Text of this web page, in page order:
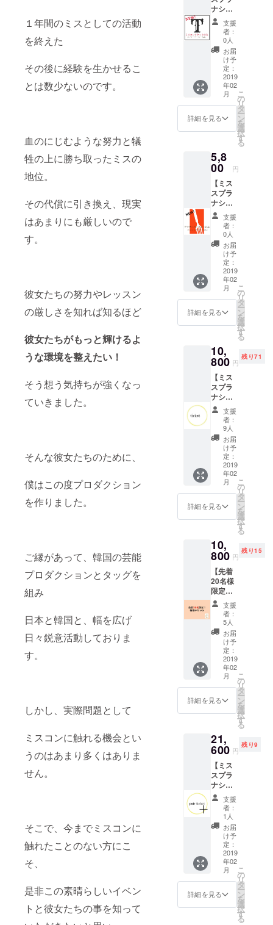
１年間のミスとしての活動
を終えた
その後に経験を生かせるこ
とは数少ないのです。
血のにじむような努力と犠
牲の上に勝ち取ったミスの
地位。
その代償に引き換え、現実
はあまりにも厳しいので
す。
彼女たちの努力やレッスン
の厳しさを知れば知るほど
彼女たちがもっと輝けるよ
うな環境を整えたい！
そう想う気持ちが強くなっ
ていきました。
そんな彼女たちのために、
僕はこの度プロダクション
を作りました。
ご縁があって、韓国の芸能
プロダクションとタッグを
組み
日本と韓国と、幅を広げ
日々鋭意活動しておりま
す。
しかし、実際問題として
ミスコンに触れる機会とい
うのはあまり多くはありま
せん。
そこで、今までミスコンに
触れたことのない方にこ
そ、
是非この素晴らしいイベン
トと彼女たちの事を知って
け日か
ら3ヶ月
間有効
施術場
所は大
阪 交通
費は実
費にな
ります
※法令に
基づく
医療、
ませ
ん。 効
果には
個人差
がござ
います
ことを
予めご
了承く
ださ
い。
げてく
れる参
加アー
ティス
ト達の
ショー
を収録
してお
届けし
ます。
ナショ
ナル大
阪大会
参加チ
ケット
１枚 】
１．ミ
ススプ
ラナ
ショナ
ル大会
の当日
参加チ
ケット
２．大
阪大会
ファイ
ナリス
ト本人
からの
お礼の
メッ
セージ
ミスス
プラナ
ショナ
ル大会
の当日
参加チ
ケット
と、大
ト本人
からの
お礼の
メッ
セージ
を送ら
せてい
ただき
ます。
支援
者：
0人
お届
け予
定：
2019
年02
月
詳細を見る
こ
の
リ
タ
ー
ン
を
選
択
す
る
5,8
00 円
【ミス
スプラ
ナショ
ナルア
フター
パー
ティー
チケッ
ト】
１．ア
フター
パー
ティー
の参加
チケッ
ト ２．
会ファ
イナリ
スト本
人から
のお礼
のメッ
セージ
アフ
ター
パー
ティー
チケッ
トANA
クラウ
ンプラ
ザホテ
ル神戸
の100種
ル
ブュッ
フェを
満喫し
なが
ら、大
阪大会
の締め
くくり
を存分
に楽し
んでい
ただき
ます。
大阪大
会ファ
イナリ
のメッ
セージ
を送ら
せてい
ただき
ます。
支援
者：
0人
お届
け予
定：
2019
年02
月
詳細を見る
こ
の
リ
タ
ー
ン
を
選
択
す
る
10,
800 円
残り71
【ミス
スプラ
ナショ
ナル大
阪大会
参加チ
ケット
コー
ス】
１．ミ
ススプ
ラナ
ショナ
ル大阪
大会参
加チ
１枚
２．ア
フター
パー
ティー
の参加
チケッ
ト ３．
大阪大
会ファ
イナリ
スト本
人から
のお礼
のメッ
セージ
ミスス
当日参
加チ
ケット
とアフ
ター
パー
ティー
チケッ
トANA
クラウ
ンプラ
ザホテ
ル神戸
の100種
類以上
のホテ
ル
支援
者：
9人
お届
け予
定：
2019
年02
月
詳細を見る
こ
の
リ
タ
ー
ン
を
選
択
す
る
10,
800 円
残り15
【先着
20名様
限定特
別チ
ケッ
ト！ミ
ススプ
ラナ
ショナ
ル大阪
大会参
加チ
ケット
コー
ス】
１．ミ
ラナ
ショナ
ル大阪
大会参
加チ
ケット
１枚
２．ア
フター
パー
ティー
の参加
チケッ
大阪大
会ファ
イナリ
支援
者：
5人
お届
け予
定：
2019
年02
月
詳細を見る
こ
の
リ
タ
ー
ン
を
選
択
す
る
21,
600 円
残り9
【ミス
スプラ
ナショ
ナル大
阪大会
ペアチ
ケット
コー
ス】
１．ミ
ススプ
ラナ
ショナ
ル大阪
大会参
加ペア
支援
者：
1人
お届
け予
定：
2019
年02
月
詳細を見る
こ
の
リ
タ
ー
ン
を
選
択
す
る